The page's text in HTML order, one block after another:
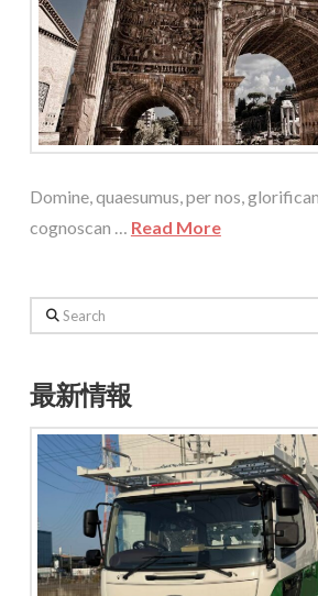
Domine, quaesumus, per nos,
cognoscan … Read More
Search
最新情報